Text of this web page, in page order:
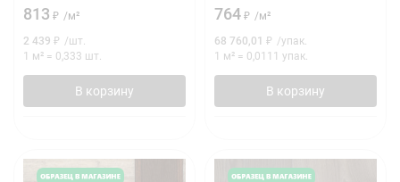
813 ₽ /м²
2 439 ₽ /шт.
1 м² = 0,333 шт.
В корзину
764 ₽ /м²
68 760,01 ₽ /упак.
1 м² = 0,0111 упак.
В корзину